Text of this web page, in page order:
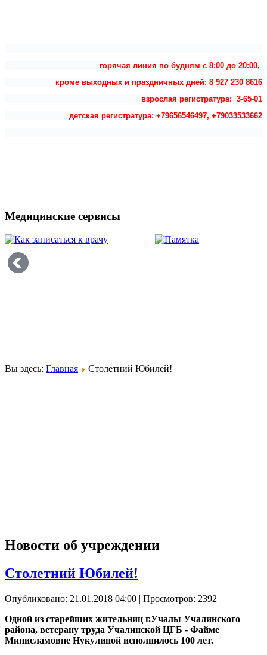
горячая линия по будням с 8:00 до 20:00,
кроме выходных и праздничных дней: 8 927 230 8616
взрослая регистратура: 3-65-01
детская регистратура: +79656546497, +79033533662
Медицинские сервисы
Вы здесь: Главная Столетний Юбилей!
Новости об учреждении
Столетний Юбилей!
Опубликовано: 21.01.2018 04:00 | Просмотров: 2392
Одной из старейших жительниц г.Учалы Учалинского
района, ветерану труда Учалинской ЦГБ - Файме
Минисламовне Нукулиной исполнилось 100 лет.